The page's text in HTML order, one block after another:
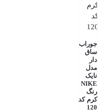
جوراب
ساق
دار
مدل
نایک
NIKE
رنگ
کرم کد
120